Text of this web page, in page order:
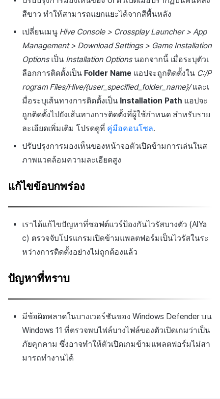
สีขาว ทำให้สามารถแยกแยะได้จากสีพื้นหลัง
เปลี่ยนเมนู Hive Console > Crossplay Launcher > App
Management > Download Settings > Game Installation
Optionsเป็น Installation Optionsนอกจากนี้ เมื่อระบุตัวเ
ลือกการติดตั้งเป็น Folder Name แอปจะถูกติดตั้งใน C:/P
rogram Files/Hive/{user_specified_folder_name}/และเ
มื่อระบุเส้นทางการติดตั้งเป็น Installation Path แอปจะ
ถูกติดตั้งไปยังเส้นทางการติดตั้งที่ผู้ใช้กำหนด สำหรับราย
ละเอียดเพิ่มเติม โปรดดูที่ คู่มือคอนโซล.
ปรับปรุงการมองเห็นของหน้าจอตัวเปิดข้ามการเล่นในส
ภาพแวดล้อมความละเอียดสูง
แก้ไขข้อบกพร่อง
เราได้แก้ไขปัญหาที่ซอฟต์แวร์ป้องกันไวรัสบางตัว (AlYa
c) ตรวจจับโปรแกรมเปิดข้ามแพลตฟอร์มเป็นไวรัสในระ
หว่างการติดตั้งอย่างไม่ถูกต้องแล้ว
ปัญหาที่ทราบ
มีข้อผิดพลาดในบางเวอร์ชันของ Windows Defender บน
Windows 11 ที่ตรวจพบไฟล์บางไฟล์ของตัวเปิดเกมว่าเป็น
ภัยคุกคาม ซึ่งอาจทำให้ตัวเปิดเกมข้ามแพลตฟอร์มไม่สา
มารถทำงานได้